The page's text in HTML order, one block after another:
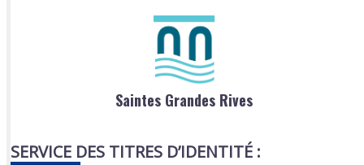
Saintes Grandes Rives
SERVICE DES TITRES D’IDENTITÉ :